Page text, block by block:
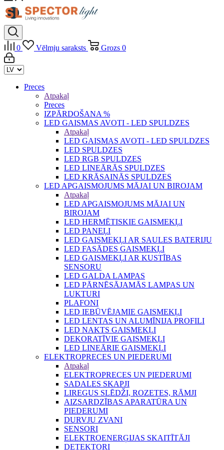
0 Vēlmju saraksts Grozs 0
Preces
Atpakaļ
Preces
IZPĀRDOŠANA %
LED GAISMAS AVOTI - LED SPULDZES
Atpakaļ
LED GAISMAS AVOTI - LED SPULDZES
LED SPULDZES
LED RGB SPULDZES
LED LINEĀRĀS SPULDZES
LED KRĀSAINĀS SPULDZES
LED APGAISMOJUMS MĀJAI UN BIROJAM
Atpakaļ
LED APGAISMOJUMS MĀJAI UN
BIROJAM
LED HERMĒTISKIE GAISMEKĻI
LED PANEĻI
LED GAISMEKĻI AR SAULES BATERIJU
LED FASĀDES GAISMEKĻI
LED GAISMEKĻI AR KUSTĪBAS
SENSORU
LED GALDA LAMPAS
LED PĀRNĒSĀJAMĀS LAMPAS UN
LUKTURI
PLAFONI
LED IEBŪVĒJAMIE GAISMEKĻI
LED LENTAS UN ALUMĪNIJA PROFILI
LED NAKTS GAISMEKĻI
DEKORATĪVIE GAISMEKĻI
LED LINEĀRIE GAISMEKĻI
ELEKTROPRECES UN PIEDERUMI
Atpakaļ
ELEKTROPRECES UN PIEDERUMI
SADALES SKAPJI
LIREGUS SLĒDŽI, ROZETES, RĀMJI
AIZSARDZĪBAS APARATŪRA UN
PIEDERUMI
DURVJU ZVANI
SENSORI
ELEKTROENERĢIJAS SKAITĪTĀJI
DETEKTORI